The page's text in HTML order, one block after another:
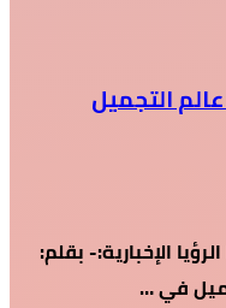
عالم التجميل
Facebook Twitter Pinterest LinkedIn الرؤيا الإخبارية:- بقلم:
في …